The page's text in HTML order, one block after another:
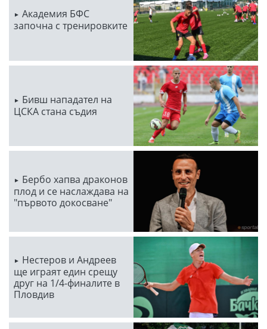
Академия БФС
започна с тренировките
Бивш нападател на
ЦСКА стана съдия
Бербо хапва драконов
плод и се наслаждава на
"първото докосване"
Нестеров и Андреев
ще играят един срещу
друг на 1/4-финалите в
Пловдив